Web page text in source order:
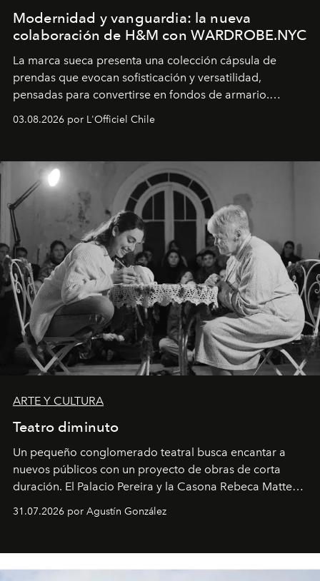
Modernidad y vanguardia: la nueva
colaboración de H&M con WARDROBE.NYC
La marca sueca presenta una colección cápsula de
prendas que evocan sofisticación y versatilidad,
pensadas para convertirse en fondos de armario.
Disponible en Chile desde el 6 de agosto.
03.08.2026 por L'Officiel Chile
ARTE Y CULTURA
Teatro diminuto
Un pequeño conglomerado teatral busca encantar a
nuevos públicos con un proyecto de obras de corta
duración. El Palacio Pereira y la Casona Rebeca Matte
son algunos de los lugares que han albergado estas
miniobras. Sus puestas en escena son limpias; ponen el
31.07.2026 por Agustín González